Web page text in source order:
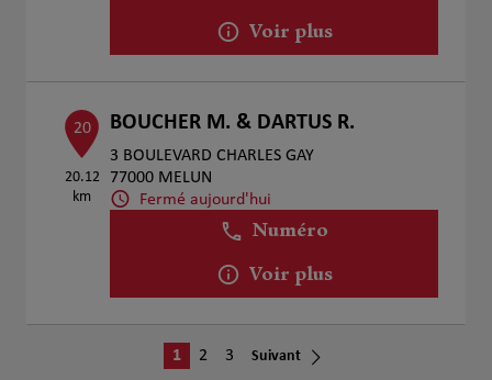
Voir plus
20
20.12
km
BOUCHER M. & DARTUS R.
3 BOULEVARD CHARLES GAY
77000 MELUN
Fermé aujourd'hui
Numéro
Voir plus
1 2 3 Suivant